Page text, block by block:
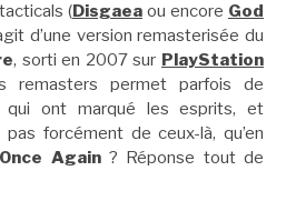
(Disgaea ou encore God
d’une version remasterisée du
, sorti en 2007 sur PlayStation
remasters permet parfois de
qui ont marqué les esprits, et
pas forcément de ceux-là, qu’en
Once Again? Réponse tout de